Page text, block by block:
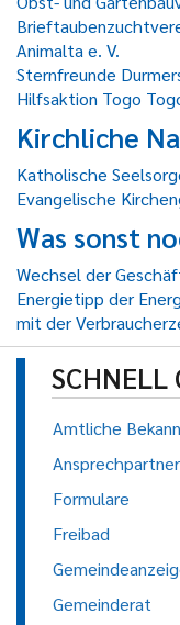
Animalta e. V.
Sternfreunde
Hilfsaktion Togo
Kirchliche
Katholische
Evangelische
Was sonst
Wechsel der
Energietipp der
mit der
SCHNELL
Amtliche
Formulare
Freibad
Gemeinderat